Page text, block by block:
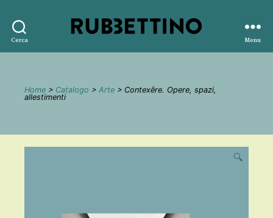
Cerca
editore
Menu
Home > Catalogo > Arte > Contexěre. Opere, spazi,
allestimenti
🔍